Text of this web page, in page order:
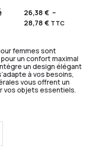
26,38€ –
28,78€ TTC
femmes sont
un confort maximal
un design élégant
à vos besoins,
vous offrent un
vos objets essentiels.